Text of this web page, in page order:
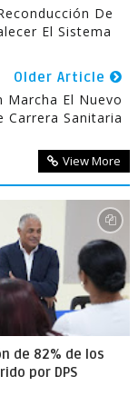
De
El Sistema
Older Article
Marcha El Nuevo
Carrera Sanitaria
View More
de 82% de los
por DPS